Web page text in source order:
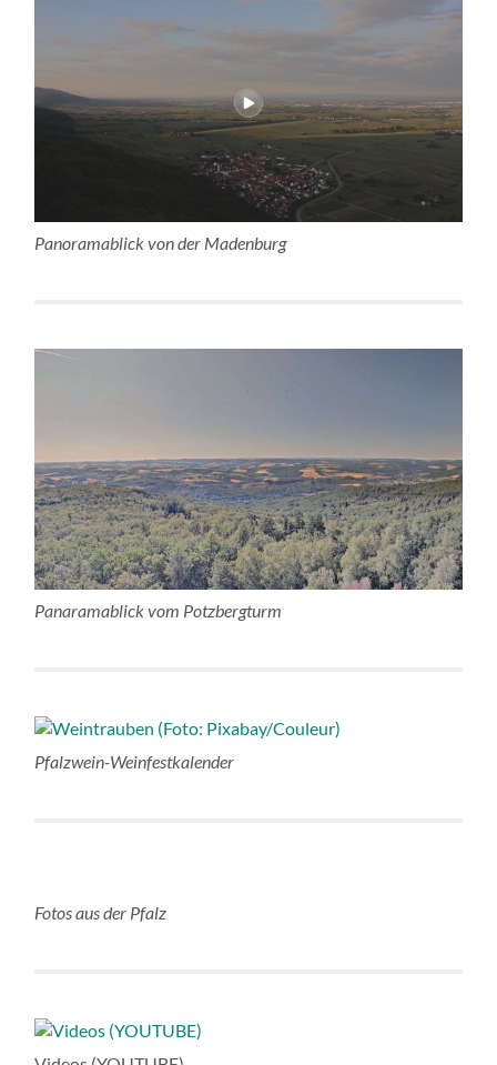
Panoramablick von der Madenburg
Panaramablick vom Potzbergturm
Pfalzwein-Weinfestkalender
Fotos aus der Pfalz